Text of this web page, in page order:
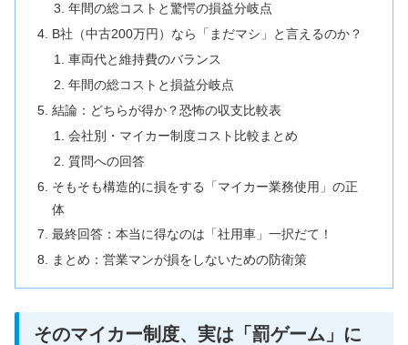
年間の総コストと驚愕の損益分岐点
B社（中古200万円）なら「まだマシ」と言えるのか？
車両代と維持費のバランス
年間の総コストと損益分岐点
結論：どちらが得か？恐怖の収支比較表
会社別・マイカー制度コスト比較まとめ
質問への回答
そもそも構造的に損をする「マイカー業務使用」の正
体
最終回答：本当に得なのは「社用車」一択だて！
まとめ：営業マンが損をしないための防衛策
そのマイカー制度、実は「罰ゲーム」に